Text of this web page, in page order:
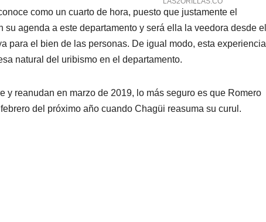
como un cuarto de hora, puesto que justamente el
agenda a este departamento y será ella la veedora desde el
para el bien de las personas. De igual modo, esta experiencia
natural del uribismo en el departamento.
y reanudan en marzo de 2019, lo más seguro es que Romero
del próximo año cuando Chagüi reasuma su curul.